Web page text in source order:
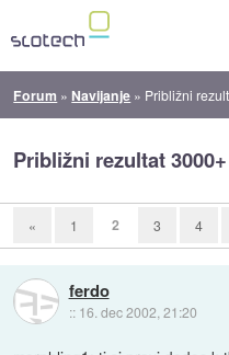
Forum » Navijanje » Približni
Približni rezultat
« 1 2 3 4
ferdo
:: 16. dec 2002, 21:20